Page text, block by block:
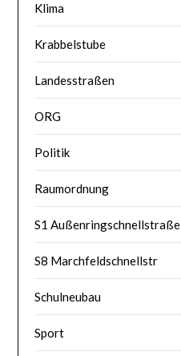
Klima
Krabbelstube
Landesstraßen
ORG
Politik
Raumordnung
S1 Außenringschnellstraße
S8 Marchfeldschnellstr
Schulneubau
Sport